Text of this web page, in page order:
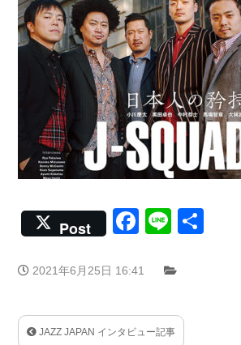
Post Facebook
Line
2021年6月25日 16:41
JAZZ JAPAN インタビュー記事